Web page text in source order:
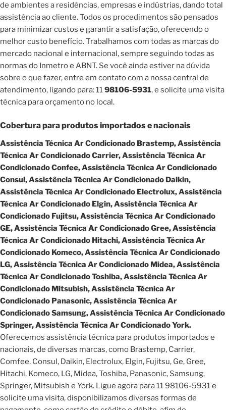
de ambientes a residências, empresas e indústrias, dando total
assistência ao cliente. Todos os procedimentos são pensados
para minimizar custos e garantir a satisfação, oferecendo o
melhor custo benefício. Trabalhamos com todas as marcas do
mercado nacional e internacional, sempre seguindo todas as
normas do Inmetro e ABNT. Se você ainda estiver na dúvida
sobre o que fazer, entre em contato com a nossa central de
atendimento, ligando para: 1198106-5931, e solicite uma visita
técnica para orçamento no local.
Cobertura para produtos importados e nacionais
Assistência Técnica Ar Condicionado Brastemp, Assistência
Técnica Ar Condicionado Carrier, Assistência Técnica Ar
Condicionado Confee, Assistência Técnica Ar Condicionado
Consul, Assistência Técnica Ar Condicionado Daikin,
Assistência Técnica Ar Condicionado Electrolux, Assistência
Técnica Ar Condicionado Elgin, Assistência Técnica Ar
Condicionado Fujitsu, Assistência Técnica Ar Condicionado
GE, Assistência Técnica Ar Condicionado Gree, Assistência
Técnica Ar Condicionado Hitachi, Assistência Técnica Ar
Condicionado Komeco, Assistência Técnica Ar Condicionado
LG, Assistência Técnica Ar Condicionado Midea, Assistência
Técnica Ar Condicionado Toshiba, Assistência Técnica Ar
Condicionado Mitsubish, Assistência Técnica Ar
Condicionado Panasonic, Assistência Técnica Ar
Condicionado Samsung, Assistência Técnica Ar Condicionado
Springer, Assistência Técnica Ar Condicionado York.
Oferecemos assistência técnica para produtos importados e
nacionais, de diversas marcas, como Brastemp, Carrier,
Comfee, Consul, Daikin, Electrolux, Elgin, Fujitsu, Ge, Gree,
Hitachi, Komeco, LG, Midea, Toshiba, Panasonic, Samsung,
Springer, Mitsubish e York. Ligue agora para 11 98106-5931 e
solicite uma visita, disponibilizamos diversas formas de